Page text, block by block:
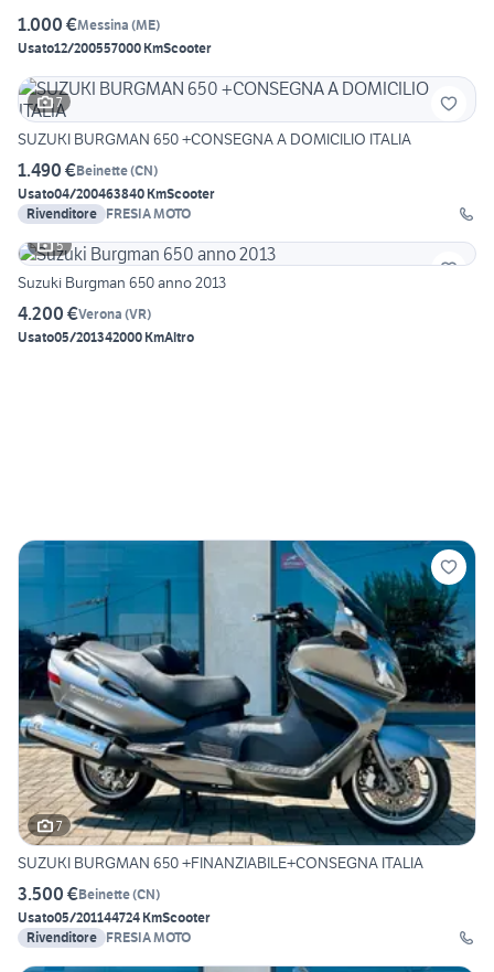
1.000 €Messina (ME)
Usato12/200557000 KmScooter
7
SUZUKI BURGMAN 650 +CONSEGNA A DOMICILIO ITALIA
1.490 €Beinette(CN)
Usato04/200463840 KmScooter
Rivenditore FRESIA MOTO
5
Suzuki Burgman 650 anno 2013
4.200 €Verona (VR)
Usato05/201342000 KmAltro
7
SUZUKI BURGMAN 650 +FINANZIABILE+CONSEGNA ITALIA
3.500 €Beinette(CN)
Usato05/201144724 KmScooter
Rivenditore FRESIA MOTO